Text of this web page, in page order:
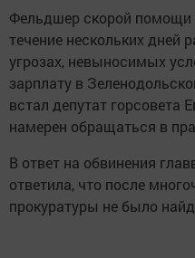
Фельдшер скорой помощи
течение нескольких дней
угрозах, невыносимых
зарплату в
встал депутат горсовета
намерен обращаться в
В ответ на обвинения
ответила, что после
прокуратуры не было